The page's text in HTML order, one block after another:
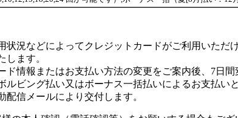
状況などによってクレジットカードがご利用いた
します。
ド情報またはお支払い方法の変更をご案内後、7日
ルビング払い又はボーナス一括払いによるお支払い
配信メールにより交付します。